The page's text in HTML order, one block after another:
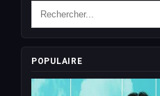
POPULAIRE